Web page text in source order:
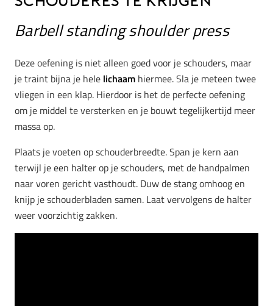
Barbell standing shoulder press
Deze oefening is niet alleen goed voor je schouders, maar
je traint bijna je hele lichaam hiermee. Sla je meteen twee
vliegen in een klap. Hierdoor is het de perfecte oefening
om je middel te versterken en je bouwt tegelijkertijd meer
massa op.
Plaats je voeten op schouderbreedte. Span je kern aan
terwijl je een halter op je schouders, met de handpalmen
naar voren gericht vasthoudt. Duw de stang omhoog en
knijp je schouderbladen samen. Laat vervolgens de halter
weer voorzichtig zakken.